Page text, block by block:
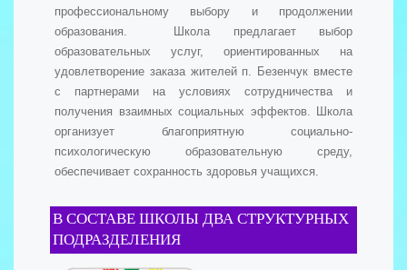
профессиональному выбору и продолжении
образования. Школа предлагает выбор
образовательных услуг, ориентированных на
удовлетворение заказа жителей п. Безенчук вместе
с партнерами на условиях сотрудничества и
получения взаимных социальных эффектов. Школа
организует благоприятную социально-
психологическую образовательную среду,
обеспечивает сохранность здоровья учащихся.
В СОСТАВЕ ШКОЛЫ ДВА СТРУКТУРНЫХ
ПОДРАЗДЕЛЕНИЯ